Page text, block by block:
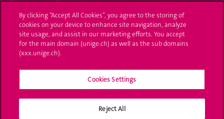
L'UNIGE vous informe
UNIGE Mobile
By clicking “Accept All Cookies”, you agree to the storing of
cookies on your device to enhance site navigation, analyze
site usage, and assist in our marketing efforts. You accept
for the main domain (unige.ch) as well as the sub domains
(xxx.unige.ch).
Cookies Settings
Reject All